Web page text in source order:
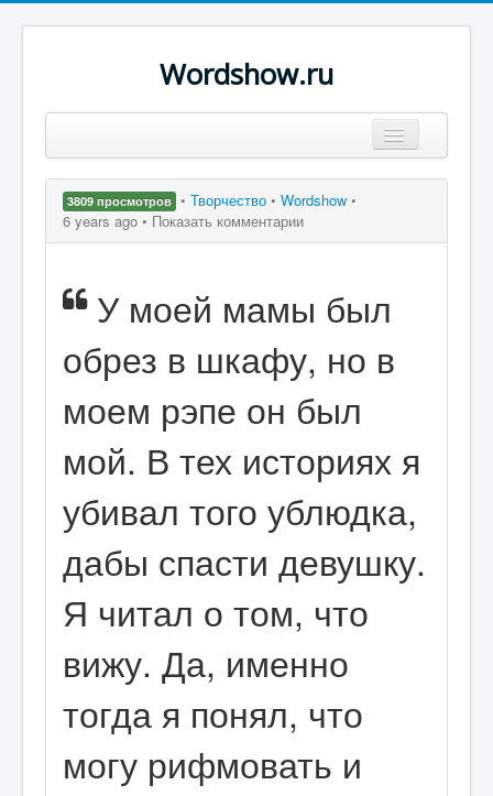
Wordshow.ru
Популярные цитаты
Поиск
3809 просмотров • Творчество • Wordshow •
6 years ago • Показать комментарии
У моей мамы был
обрез в шкафу, но в
моем рэпе он был
мой. В тех историях я
убивал того ублюдка,
дабы спасти девушку.
Я читал о том, что
вижу. Да, именно
тогда я понял, что
могу рифмовать и